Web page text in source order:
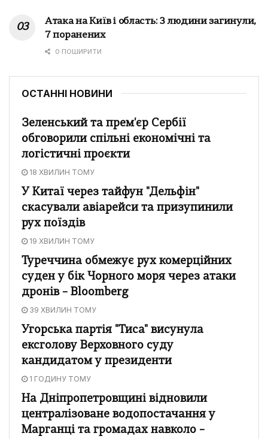
Атака на Київ і область: 3 людини загинули,
7 поранених
0 ПОШИРИТИ
ОСТАННІ НОВИНИ
Зеленський та прем'єр Сербії
обговорили спільні економічні та
логістичні проєкти
18 ХВИЛИН ТОМУ
У Китаї через тайфун "Дельфін"
скасували авіарейси та призупинили
рух поїздів
19 ХВИЛИН ТОМУ
Туреччина обмежує рух комерційних
суден у бік Чорного моря через атаки
дронів – Bloomberg
39 ХВИЛИН ТОМУ
Угорська партія "Тиса" висунула
ексголову Верховного суду
кандидатом у президенти
1 ГОДИНУ ТОМУ
На Дніпропетровщині відновили
централізоване водопостачання у
Марганці та громадах навколо –